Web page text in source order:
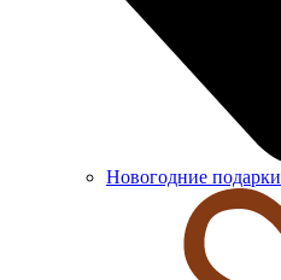
Новогодние подарки